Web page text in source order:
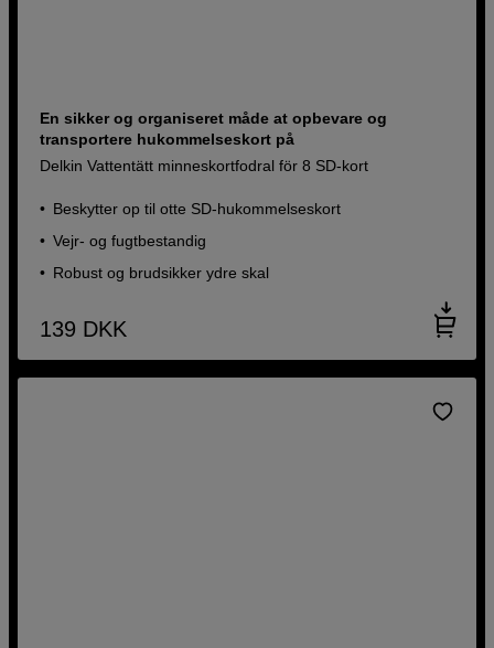
En sikker og organiseret måde at opbevare og
transportere hukommelseskort på
Delkin Vattentätt minneskortfodral för 8 SD-kort
Beskytter op til otte SD-hukommelseskort
Vejr- og fugtbestandig
Robust og brudsikker ydre skal
139 DKK